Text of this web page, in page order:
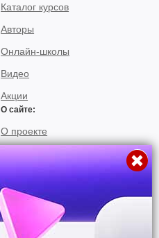
Каталог курсов
Авторы
Онлайн-школы
Видео
Акции
О сайте:
О проекте
Для авторов
Договор пользования
Использование материалов
Подписка